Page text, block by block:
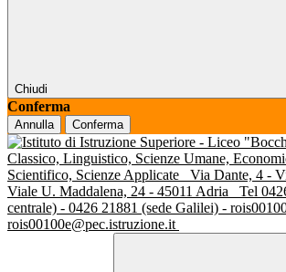
Chiudi
Conferma
Annulla Conferma
Classico, Linguistico, Scienze Umane,
Scientifico, Scienze Applicate
Via Dante, 4 -
Viale U. Maddalena, 24 - 45011 Adria
Tel
centrale) - 0426 21881 (sede Galilei) -
rois00100e@pec.istruzione.it